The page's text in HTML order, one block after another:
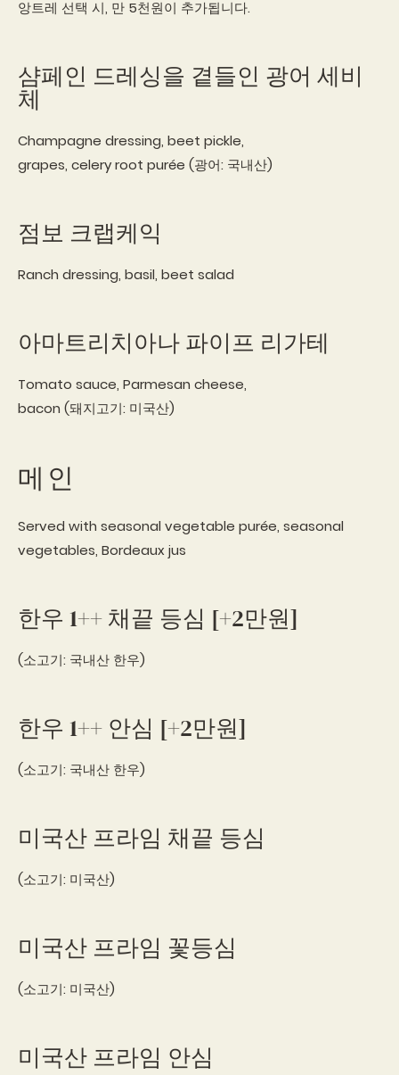
앙트레 선택 시, 만 5천원이 추가됩니다.
샴페인 드레싱을 곁들인 광어 세비
체
Champagne dressing, beet pickle,
grapes, celery root purée (광어: 국내산)
점보 크랩케익
Ranch dressing, basil, beet salad
아마트리치아나 파이프 리가테
Tomato sauce, Parmesan cheese,
bacon (돼지고기: 미국산)
메인
Served with seasonal vegetable purée, seasonal
vegetables, Bordeaux jus
한우 1++ 채끝 등심 [+2만원]
(소고기: 국내산 한우)
한우 1++ 안심 [+2만원]
(소고기: 국내산 한우)
미국산 프라임 채끝 등심
(소고기: 미국산)
미국산 프라임 꽃등심
(소고기: 미국산)
미국산 프라임 안심